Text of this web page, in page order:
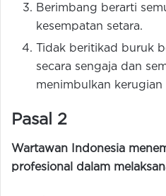
Berimbang berarti
kesempatan setara.
Tidak beritikad buruk
secara sengaja dan
menimbulkan kerugian
Pasal 2
Wartawan Indonesia
profesional dalam